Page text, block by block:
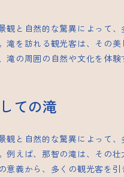
観と自然的な驚異によって、
滝を訪れる観光客は、その美
滝の周囲の自然や文化を体験
ての滝
観と自然的な驚異によって、
例えば、那智の滝は、その壮
意義から、多くの観光客を引